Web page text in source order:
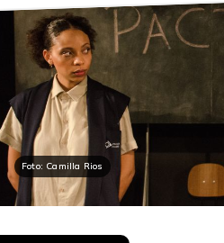
Foto: Camilla Rios